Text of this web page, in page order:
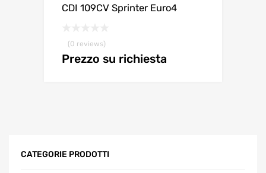
CDI 109CV Sprinter Euro4
(0 reviews)
Prezzo su richiesta
CATEGORIE PRODOTTI